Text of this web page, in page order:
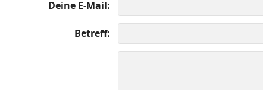
Deine E-Mail
Betreff